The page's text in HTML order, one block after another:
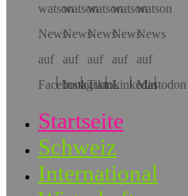
Hol
Startseite
Schweiz
International